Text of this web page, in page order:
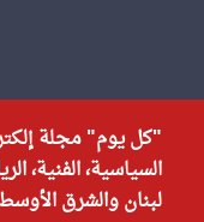
"كل يوم" مجلة
السياسية، الفنية،
لبنان والشرق